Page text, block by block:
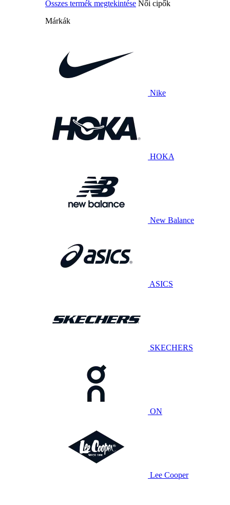
Összes termék megtekintése Női cipők
Márkák
Nike
HOKA
New Balance
ASICS
SKECHERS
ON
Lee Cooper